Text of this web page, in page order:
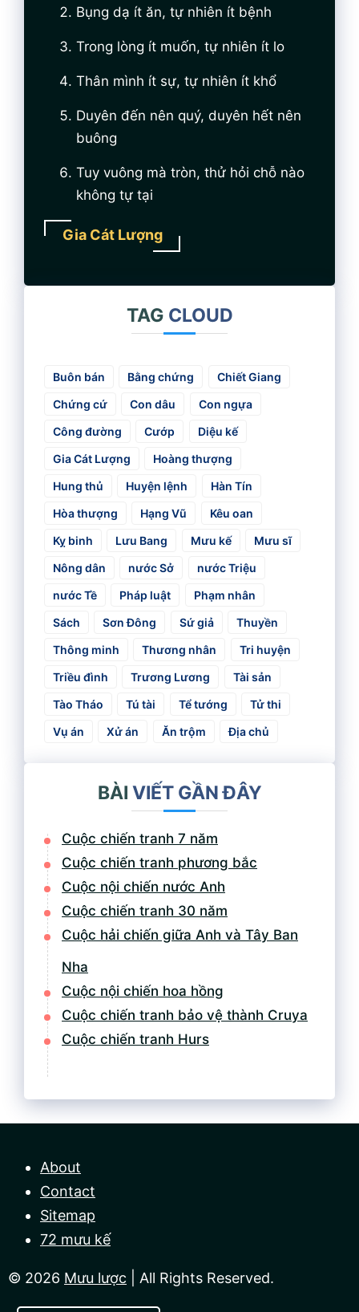
Bụng dạ ít ăn, tự nhiên ít bệnh
Trong lòng ít muốn, tự nhiên ít lo
Thân mình ít sự, tự nhiên ít khổ
Duyên đến nên quý, duyên hết nên
buông
Tuy vuông mà tròn, thử hỏi chỗ nào
không tự tại
Gia Cát Lượng
TAG CLOUD
Buôn bán Bằng chứng
Chiết Giang
Chứng cứ
Con dâu
Con ngựa
Công đường
Cướp
Diệu kế
Gia Cát Lượng
Hoàng thượng
Hung thủ
Huyện lệnh
Hàn Tín
Hòa thượng
Hạng Vũ
Kêu oan
Kỵ binh
Lưu Bang Mưu kế
Mưu sĩ
Nông dân
nước Sở
nước Triệu
nước Tề
Pháp luật
Phạm nhân
Sách
Sơn Đông Sứ giả
Thuyền
Thông minh
Thương nhân
Tri huyện
Triều đình
Trương Lương
Tài sản
Tào Tháo
Tú tài Tể tướng
Tử thi
Vụ án
Xử án Ăn trộm Địa chủ
BÀI VIẾT GẦN ĐÂY
Cuộc chiến tranh 7 năm
Cuộc chiến tranh phương bắc
Cuộc nội chiến nước Anh
Cuộc chiến tranh 30 năm
Cuộc hải chiến giữa Anh và Tây Ban
Nha
Cuộc nội chiến hoa hồng
Cuộc chiến tranh bảo vệ thành Cruya
Cuộc chiến tranh Hurs
About
Contact
Sitemap
72 mưu kế
© 2026 Mưu lược | All Rights Reserved.